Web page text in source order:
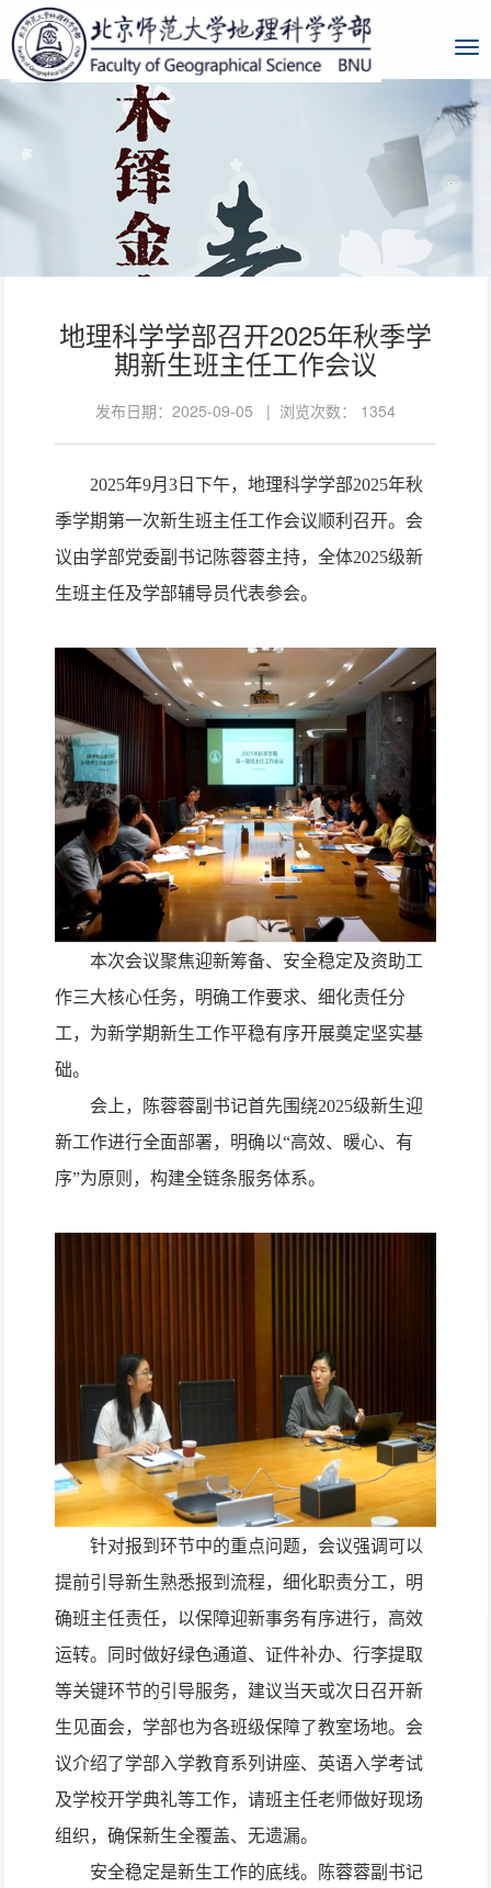
地理科学学部召开2025年秋季学
期新生班主任工作会议
发布日期：2025-09-05 | 浏览次数： 1354
2025年9月 3 日下午，地理科学学部2025年秋
季学期第一次新生班主任工作会议顺利召开。会
议由学部党委副书记陈蓉蓉主持，全体2025级新
生班主任及学部辅导员代表参会。
本次会议聚焦迎新筹备、安全稳定及资助工
作三大核心任务，明确工作要求、细化责任分
工，为新学期新生工作平稳有序开展奠定坚实基
础。
会上，陈蓉蓉副书记首先围绕2025级新生迎
新工作进行全面部署，明确以“高效、暖心、有
序”为原则，构建全链条服务体系。
针对报到环节中的重点问题，会议强调可以
提前引导新生熟悉报到流程，细化职责分工，明
确班主任责任，以保障迎新事务有序进行，高效
运转。同时做好绿色通道、证件补办、行李提取
等关键环节的引导服务，建议当天或次日召开新
生见面会，学部也为各班级保障了教室场地。会
议介绍了学部入学教育系列讲座、英语入学考试
及学校开学典礼等工作，请班主任老师做好现场
组织，确保新生全覆盖、无遗漏。
安全稳定是新生工作的底线。陈蓉蓉副书记